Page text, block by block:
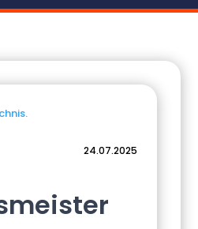
24.07.2025